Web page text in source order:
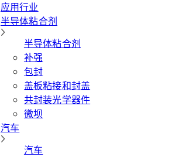
应用行业
半导体粘合剂
半导体粘合剂
补强
包封
盖板粘接和封盖
共封装光学器件
微坝
汽车
汽车